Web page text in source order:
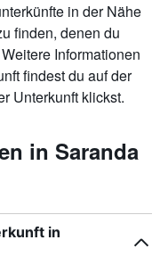
in der Nähe
finden, denen du
Informationen
findest du auf der
Unterkunft klickst.
in Saranda
in